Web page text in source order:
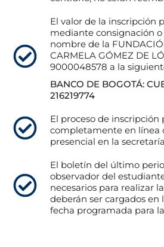
El valor de la inscripción
mediante consignación
nombre de la
CARMELA GÓMEZ DE
9000048578 a la
BANCO DE BOGOTÁ:
216219774
El proceso de inscripción
completamente en línea
presencial en la
El boletín del último
observador del
necesarios para realizar
deberán ser cargados en
fecha programada para